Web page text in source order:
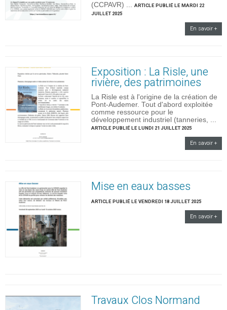
(CCPAVR) ... ARTICLE PUBLIÉ LE MARDI 22
JUILLET 2025
En savoir +
Exposition : La Risle, une
rivière, des patrimoines
La Risle est à l'origine de la création de
Pont-Audemer. Tout d'abord exploitée
comme ressource pour le
développement industriel (tanneries, ...
ARTICLE PUBLIÉ LE LUNDI 21 JUILLET 2025
En savoir +
Mise en eaux basses
ARTICLE PUBLIÉ LE VENDREDI 18 JUILLET 2025
En savoir +
Travaux Clos Normand